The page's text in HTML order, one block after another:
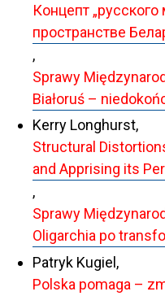
Концепт
пространстве
,
Sprawy
Białoruś –
Kerry Longhurst,
Structural
and Apprising its
,
Sprawy
Oligarchia po
Patryk Kugiel,
Polska pomaga –